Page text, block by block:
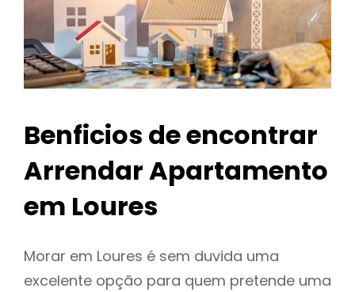
Benficios de encontrar
Arrendar Apartamento
em Loures
Morar em Loures é sem duvida uma
excelente opção para quem pretende uma